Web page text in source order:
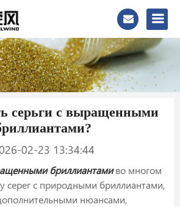
серьги с выращенными
02-23 13:34:44
бриллиантамиво многом
серег с природными бриллиантами,
нюансами,